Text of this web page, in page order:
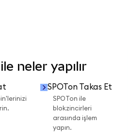
neler yapılır
SPOTon Takas Et
SPOTon ile
blokzincirleri
arasında işlem
yapın.